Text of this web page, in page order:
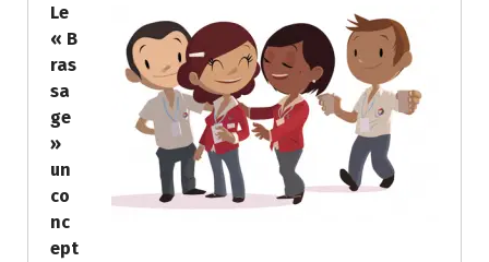
Le
« B
ras
sa
ge
»
un
co
nc
ept